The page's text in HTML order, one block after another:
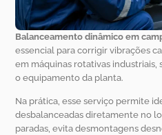
Balanceamento dinâmico em
essencial para corrigir vibrações
em máquinas rotativas
o equipamento da planta.
Na prática, esse serviço permite
desbalanceadas diretamente no
paradas, evita desmontagens